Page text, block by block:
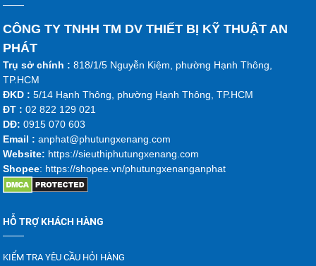
Bạc đạn chặn hông cũng tương tự với các loại bạc
đạn khác trên thị trường, nó có cấu tạo gồm các thành
phần cơ bản sau:
Vòng ngoài: Nhìn vào bạc đạn, mọi người có thể phân
biệt được đây là lớp vỏ ngoài cùng của bạc đạn, được
làm từ thép cường độ cao, ít hư hỏng và có thể bảo vệ
các vòng bi bên trong hiệu quả.
Vòng bi: Là các bi cầu được sắp xếp đều giữa vòng
sát và chịu tải trọng hiệu quả. Trong kết cấu của bạc
đạn, thì số lượng các bi cầu sẽ có sự khác biệt rất
lượng, điều này tùy thuộc vào thiết kế và lích thước cụ
CÔNG TY TNHH TM DV THIẾT BỊ KỸ THUẬT AN
PHÁT
Trụ sở chính : 818/1/5 Nguyễn Kiệm, phường Hạnh Thông,
TP.HCM
ĐKD :5/14 Hạnh Thông, phường Hạnh Thông, TP.HCM
ĐT : 02 822 129 021
DĐ:0915 070 603
Email :anphat@phutungxenang.com
Website: https://sieuthiphutungxenang.com
Shopee: https://shopee.vn/phutungxenanganphat
HỖ TRỢ KHÁCH HÀNG
KIỂM TRA YÊU CẦU HỎI HÀNG